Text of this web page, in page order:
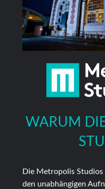
WARUM
Die Metropolis
den unabhängigen